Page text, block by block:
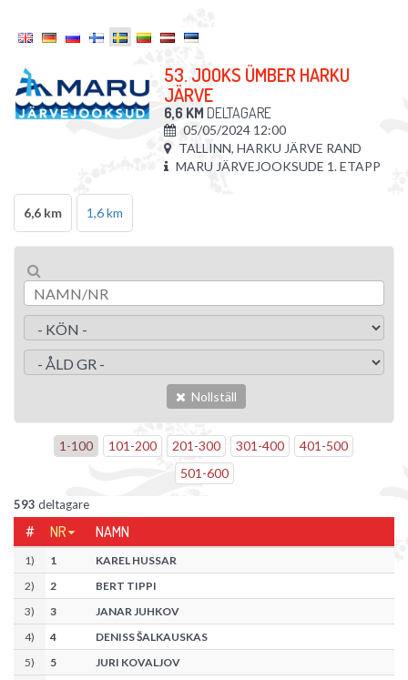
53. JOOKS ÜMBER HARKU
JÄRVE
6,6 KM DELTAGARE
05/05/2024 12:00
TALLINN, HARKU JÄRVE RAND
MARU JÄRVEJOOKSUDE 1. ETAPP
6,6 km 1,6 km
Nollställ
1-100 101-200 201-300 301-400 401-500
501-600
593 deltagare
# NR NAMN
1) 1
KAREL HUSSAR
2) 2
BERT TIPPI
3) 3
JANAR JUHKOV
4) 4
DENISS ŠALKAUSKAS
5) 5
JURI KOVALJOV